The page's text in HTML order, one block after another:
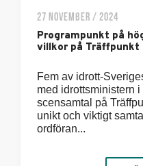
27 NOVEMBER / 2024
Programpunkt på
villkor på Träffpunkt
Fem av idrott-
med idrottsministern
scensamtal på
unikt och viktigt
ordföran...